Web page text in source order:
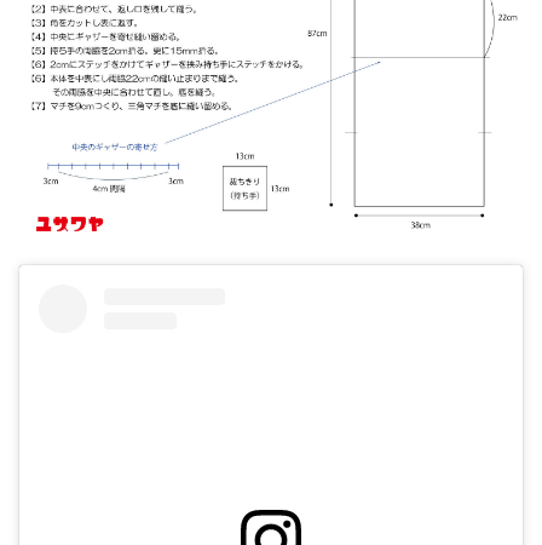
店頭講習会
ユザワヤオリジナルレシピ
WEB-EDI